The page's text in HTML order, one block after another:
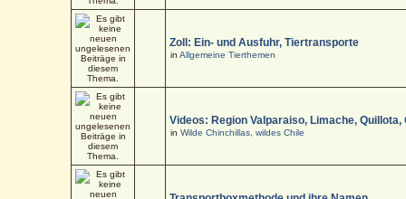
Zoll: Ein- und Ausfuhr, Tiertransporte
inAllgemeine Tierthemen
Videos: Region Valparaiso, Limache, Quillota,
inWilde Chinchillas, wildes Chile